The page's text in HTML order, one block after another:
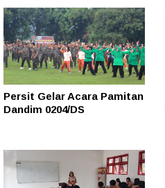
Persit Gelar Acara Pamitan
Dandim 0204/DS